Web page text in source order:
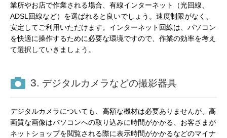
業所やお店で作業される場合、有線インターネット（光回線、
ADSL回線など）を選ばれると良いでしょう。速度制限がなく、
安定してご利用いただけます。インターネット回線は、パソコン
を快適に操作するために必要な環境ですので、作業の効率を考え
て選択していきましょう。
3. デジタルカメラなどの撮影器具
デジタルカメラについても、高額な機材は必要ありませんが、高
画質な画像はパソコンへの取り込みに時間がかかる、お客さまが
ネットショップを閲覧される際に表示時間がかかるなどのマイナ